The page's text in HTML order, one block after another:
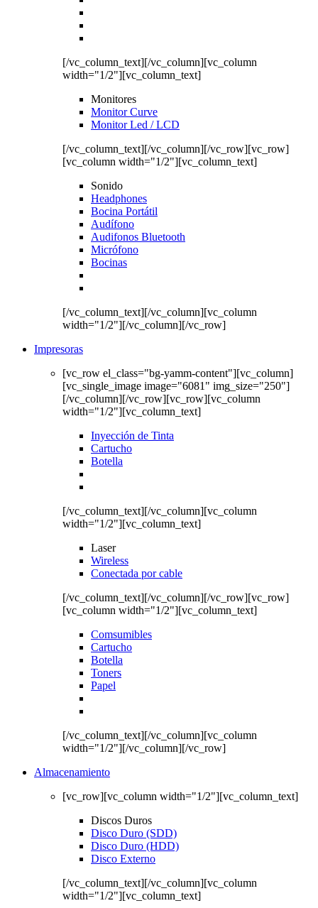
[/vc_column_text][/vc_column][vc_column
width="1/2"][vc_column_text]
Monitores
Monitor Curve
Monitor Led / LCD
[/vc_column_text][/vc_column][/vc_row][vc_row]
[vc_column width="1/2"][vc_column_text]
Sonido
Headphones
Bocina Portátil
Audífono
Audifonos Bluetooth
Micrófono
Bocinas
[/vc_column_text][/vc_column][vc_column
width="1/2"][/vc_column][/vc_row]
Impresoras
[vc_row el_class="bg-yamm-content"][vc_column]
[vc_single_image image="6081" img_size="250"]
[/vc_column][/vc_row][vc_row][vc_column
width="1/2"][vc_column_text]
Inyección de Tinta
Cartucho
Botella
[/vc_column_text][/vc_column][vc_column
width="1/2"][vc_column_text]
Laser
Wireless
Conectada por cable
[/vc_column_text][/vc_column][/vc_row][vc_row]
[vc_column width="1/2"][vc_column_text]
Comsumibles
Cartucho
Botella
Toners
Papel
[/vc_column_text][/vc_column][vc_column
width="1/2"][/vc_column][/vc_row]
Almacenamiento
[vc_row][vc_column width="1/2"][vc_column_text]
Discos Duros
Disco Duro (SDD)
Disco Duro (HDD)
Disco Externo
[/vc_column_text][/vc_column][vc_column
width="1/2"][vc_column_text]